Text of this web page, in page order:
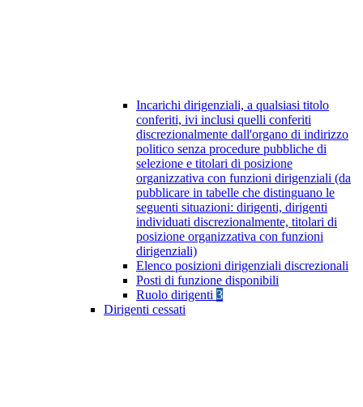
Incarichi dirigenziali, a qualsiasi titolo
conferiti, ivi inclusi quelli conferiti
discrezionalmente dall'organo di indirizzo
politico senza procedure pubbliche di
selezione e titolari di posizione
organizzativa con funzioni dirigenziali (da
pubblicare in tabelle che distinguano le
seguenti situazioni: dirigenti, dirigenti
individuati discrezionalmente, titolari di
posizione organizzativa con funzioni
dirigenziali)
Elenco posizioni dirigenziali discrezionali
Posti di funzione disponibili
Ruolo dirigenti 3
Dirigenti cessati